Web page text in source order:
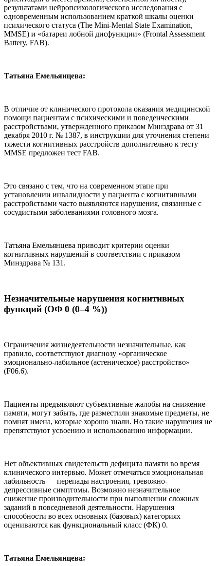
результатами нейропсихологического исследования с
одновременным использованием краткой шкалы оценки
психического статуса (The Mini-Mental State Examination,
MMSE) и «батареи лобной дисфункции» (Frontal Assessment
Battery, FAB).
Татьяна Емельянцева:
В отличие от клинического протокола оказания медицинской
помощи пациентам с психическими и поведенческими
расстройствами, утвержденного приказом Минздрава от 31
декабря 2010 г. № 1387, в инструкции для уточнения степени
тяжести когнитивных расстройств дополнительно к тесту
MMSE предложен тест FAB.
Это связано с тем, что на современном этапе при
установлении инвалидности у пациента с когнитивными
расстройствами часто выявляются нарушения, связанные с
сосудистыми заболеваниями головного мозга.
Татьяна Емельянцева приводит критерии оценки
когнитивных нарушений в соответствии с приказом
Минздрава № 131.
Незначительные нарушения когнитивных
функций (ОФ 0 (0–4 %))
Ограничения жизнедеятельности незначительные, как
правило, соответствуют диагнозу «органическое
эмоционально-лабильное (астеническое) расстройство»
(F06.6).
Пациенты предъявляют субъективные жалобы на снижение
памяти, могут забыть, где разместили знакомые предметы, не
помнят имена, которые хорошо знали. Но такие нарушения не
препятствуют усвоению и использованию информации.
Нет объективных свидетельств дефицита памяти во время
клинического интервью. Может отмечаться эмоциональная
лабильность — перепады настроения, тревожно-
депрессивные симптомы. Возможно незначительное
снижение производительности при выполнении сложных
заданий в повседневной деятельности. Нарушения
способности во всех основных (базовых) категориях
оцениваются как функциональный класс (ФК) 0.
Татьяна Емельянцева: